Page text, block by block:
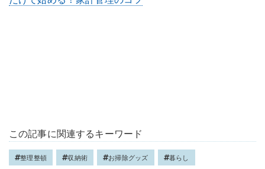
この記事に関連するキーワード
整理整頓 収納術 お掃除グッズ 暮らし